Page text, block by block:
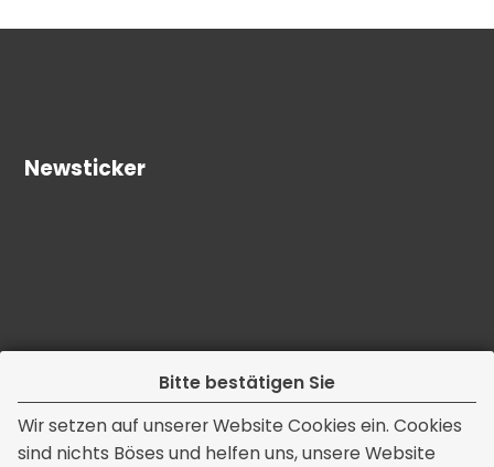
Bitte bestätigen Sie
Wir setzen auf unserer Website Cookies ein. Cookies
sind nichts Böses und helfen uns, unsere Website
Newsticker
Kontakt